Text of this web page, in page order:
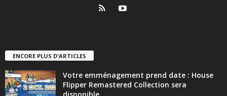
ENCORE PLUS D'ARTICLES
Votre emménagement prend date : House
Flipper Remastered Collection sera